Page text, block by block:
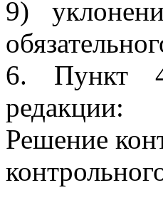
9)
6. Пункт
редакции:
Решение